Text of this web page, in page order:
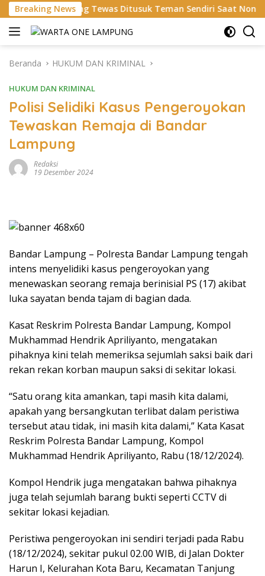
Langsung
ke
konten
Breaking News
Tewas Ditusuk Teman Sendiri Saat Nongkrong
Beranda HUKUM DAN KRIMINAL
HUKUM DAN KRIMINAL
Polisi Selidiki Kasus Pengeroyokan
Tewaskan Remaja di Bandar
Lampung
Redaksi
19 Desember 2024
Bandar Lampung – Polresta Bandar Lampung tengah
intens menyelidiki kasus pengeroyokan yang
menewaskan seorang remaja berinisial PS (17) akibat
luka sayatan benda tajam di bagian dada.
Kasat Reskrim Polresta Bandar Lampung, Kompol
Mukhammad Hendrik Apriliyanto, mengatakan
pihaknya kini telah memeriksa sejumlah saksi baik dari
rekan rekan korban maupun saksi di sekitar lokasi.
“Satu orang kita amankan, tapi masih kita dalami,
apakah yang bersangkutan terlibat dalam peristiwa
tersebut atau tidak, ini masih kita dalami,” Kata Kasat
Reskrim Polresta Bandar Lampung, Kompol
Mukhammad Hendrik Apriliyanto, Rabu (18/12/2024).
Kompol Hendrik juga mengatakan bahwa pihaknya
juga telah sejumlah barang bukti seperti CCTV di
sekitar lokasi kejadian.
Peristiwa pengeroyokan ini sendiri terjadi pada Rabu
(18/12/2024), sekitar pukul 02.00 WIB, di Jalan Dokter
Harun I, Kelurahan Kota Baru, Kecamatan Tanjung